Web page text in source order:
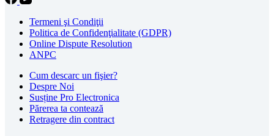
Termeni şi Condiţii
Politica de Confidenţialitate (GDPR)
Online Dispute Resolution
ANPC
Cum descarc un fişier?
Despre Noi
Susține Pro Electronica
Părerea ta contează
Retragere din contract